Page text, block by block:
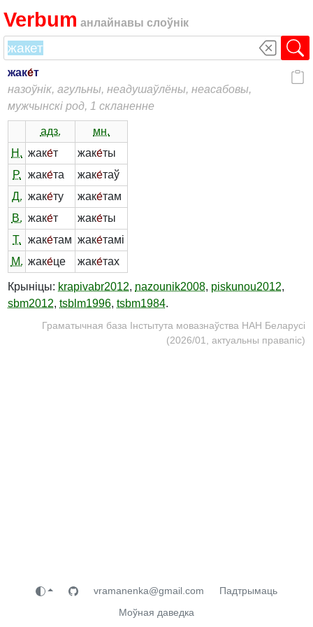
Verbum анлайнавы слоўнік
жаке́т
назоўнік, агульны, неадушаўлёны, неасабовы,
мужчынскі род, 1 скланенне
адз.
мн.
Н. жаке́т жаке́ты
Р.
жаке́та жаке́таў
Д. жаке́ту жаке́там
В. жаке́т жаке́ты
Т.
жаке́там жаке́тамі
М. жаке́це жаке́тах
Крыніцы: krapivabr2012, nazounik2008, piskunou2012,
sbm2012, tsblm1996, tsbm1984.
Граматычная база Інстытута мовазнаўства НАН Беларусі
(2026/01, актуальны правапіс)
vramanenka@gmail.com
Падтрымаць
Моўная даведка